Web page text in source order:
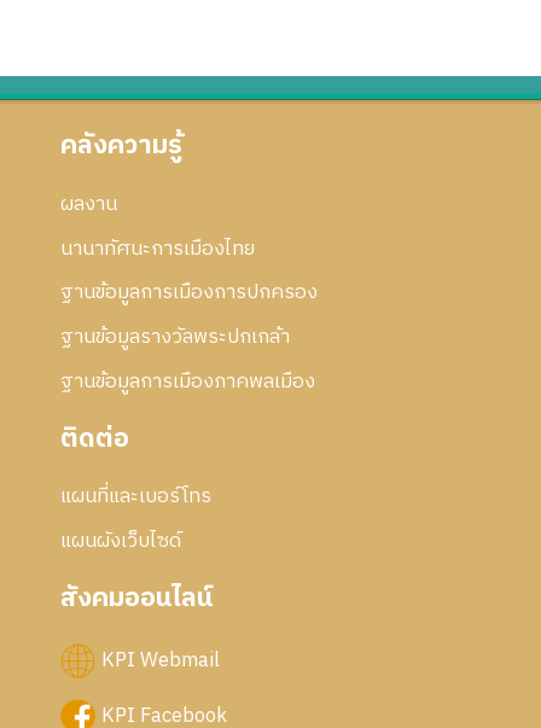
น
2
คลังความรู้
ผลงาน
นานาทัศนะการเมืองไทย
ฐานข้อมูลการเมืองการปกครอง
ฐานข้อมูลรางวัลพระปกเกล้า
ฐานข้อมูลการเมืองภาคพลเมือง
ติดต่อ
แผนที่และเบอร์โทร
แผนผังเว็บไซด์
สังคมออนไลน์
KPI Webmail
KPI Facebook